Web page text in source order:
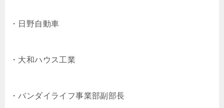
・日野自動車
・大和ハウス工業
・バンダイライフ事業部副部長